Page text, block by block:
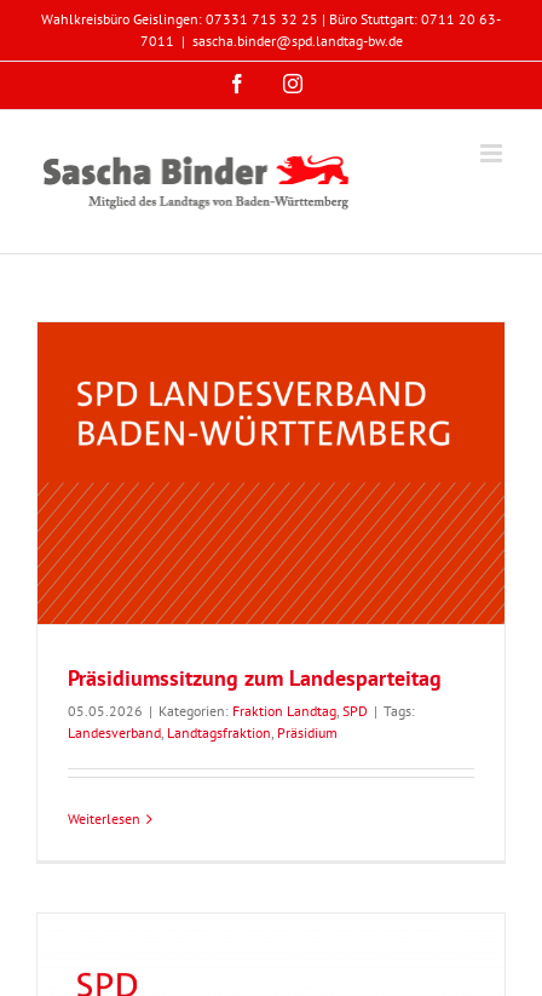
Wahlkreisbüro Geislingen: 07331 715 32 25 | Büro Stuttgart: 0711 20 63-
7011 | sascha.binder@spd.landtag-bw.de
FacebookInstagram
Präsidiumssitzung zum Landesparteitag
05.05.2026 | Kategorien: Fraktion Landtag, SPD | Tags:
Landesverband, Landtagsfraktion, Präsidium
Weiterlesen